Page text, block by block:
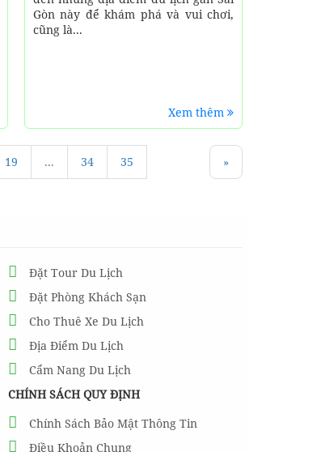
Gòn này để khám phá và vui chơi,
cũng là...
Xem thêm
19 ... 34 35 »
Đặt Tour Du Lịch
Đặt Phòng Khách Sạn
Cho Thuê Xe Du Lịch
Địa Điểm Du Lịch
Cẩm Nang Du Lịch
CHÍNH SÁCH QUY ĐỊNH
Chính Sách Bảo Mật Thông Tin
Điều Khoản Chung